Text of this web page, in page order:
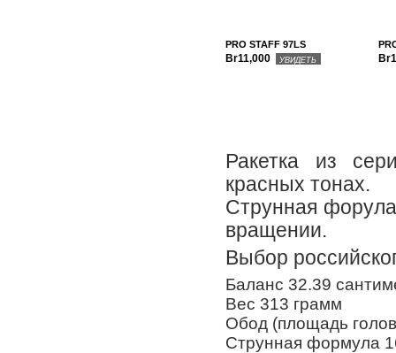
PRO STAFF 97LS
Br11,000 УВИДЕТЬ
Ракетка из
красных тонах.
Струнная
вращении.
Выбор
Баланс 32.39
Вес 313 грамм
Обод (площадь
Струнная формула